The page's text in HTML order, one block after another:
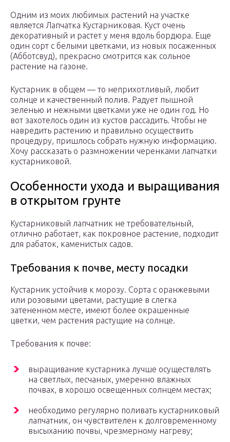
Одним из моих любимых растений на участке
является Лапчатка Кустарниковая. Куст очень
декоративный и растет у меня вдоль бордюра. Еще
один сорт с белыми цветками, из новых посаженных
(Абботсвуд), прекрасно смотрится как сольное
растение на газоне.
Кустарник в общем — то неприхотливый, любит
солнце и качественный полив. Радует пышной
зеленью и нежными цветками уже не один год. Но
вот захотелось один из кустов рассадить. Чтобы не
навредить растению и правильно осуществить
процедуру, пришлось собрать нужную информацию.
Хочу рассказать о размножении черенками лапчатки
кустарниковой.
Особенности ухода и выращивания
в открытом грунте
Кустарниковый лапчатник не требовательный,
отлично работает, как покровное растение, подходит
для рабаток, каменистых садов.
Требования к почве, месту посадки
Кустарник устойчив к морозу. Сорта с оранжевыми
или розовыми цветами, растущие в слегка
затененном месте, имеют более окрашенные
цветки, чем растения растущие на солнце.
Требования к почве:
выращивание кустарника лучше осуществлять
на светлых, песчаных, умеренно влажных
почвах, в хорошо освещенных солнцем местах;
необходимо регулярно поливать кустарниковый
лапчатник, он чувствителен к долговременному
высыханию почвы, чрезмерному нагреву;